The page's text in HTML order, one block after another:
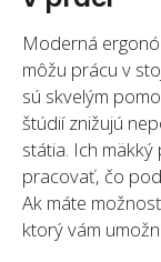
Moderná
môžu prácu v
sú skvelým
štúdií znižujú
státia. Ich
pracovať, čo
Ak máte
ktorý vám